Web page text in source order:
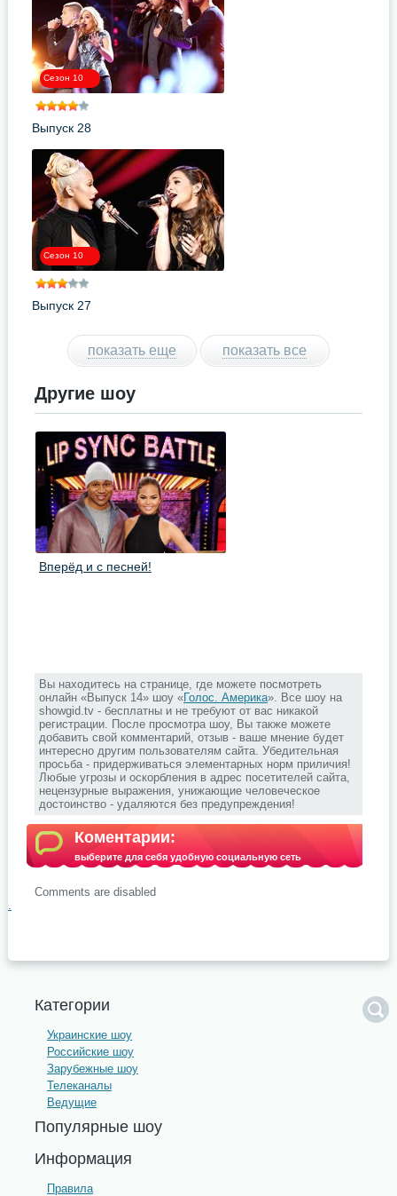
Сезон 10
Выпуск 28
Сезон 10
Выпуск 27
показать еще показать все
Другие шоу
Вперёд и с песней!
Вы находитесь на странице, где можете посмотреть
онлайн «Выпуск 14» шоу «Голос. Америка». Все шоу на
showgid.tv - бесплатны и не требуют от вас никакой
регистрации. После просмотра шоу, Вы также можете
добавить свой комментарий, отзыв - ваше мнение будет
интересно другим пользователям сайта. Убедительная
просьба - придерживаться элементарных норм приличия!
Любые угрозы и оскорбления в адрес посетителей сайта,
нецензурные выражения, унижающие человеческое
достоинство - удаляются без предупреждения!
Коментарии:
выберите для себя удобную социальную сеть
Comments are disabled
.
Категории
Украинские шоу
Российские шоу
Зарубежные шоу
Телеканалы
Ведущие
Популярные шоу
Информация
Правила